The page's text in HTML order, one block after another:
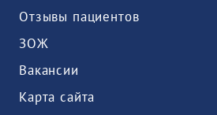
Отзывы пациентов
ЗОЖ
Вакансии
Карта сайта